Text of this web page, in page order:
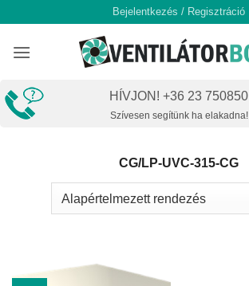
content
Bejelentkezés / Regisztráció
HÍVJON! +36 23 750850
Szívesen segítünk ha elakadna!
CG/LP-UVC-315-CG